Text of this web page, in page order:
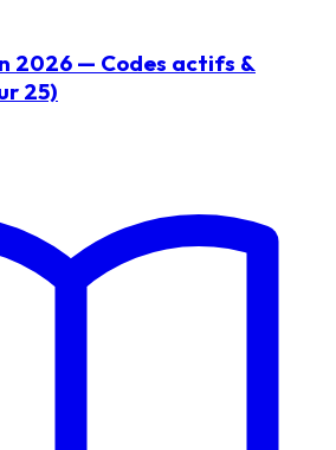
2026 — Codes actifs &
25)